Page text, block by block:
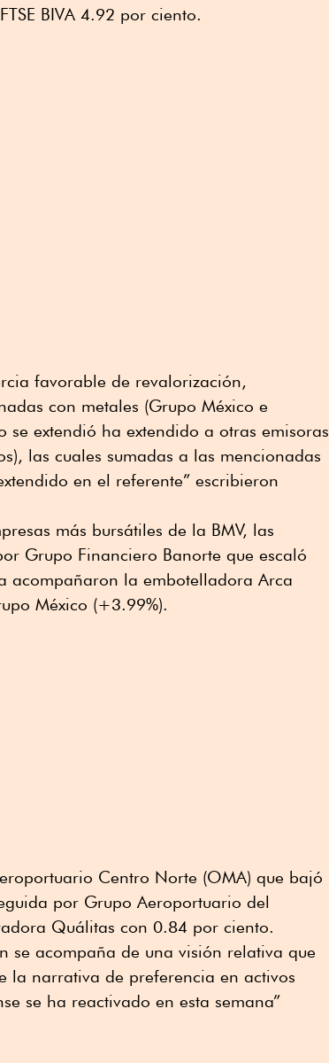
BIVA 4.92 por ciento.
favorable de revalorización,
con metales (Grupo México e
se extendió ha extendido a otras emisoras
las cuales sumadas a las mencionadas
en el referente” escribieron
más bursátiles de la BMV, las
Grupo Financiero Banorte que escaló
acompañaron la embotelladora Arca
México (+3.99%).
Centro Norte (OMA) que bajó
por Grupo Aeroportuario del
Quálitas con 0.84 por ciento.
se acompaña de una visión relativa que
la narrativa de preferencia en activos
se ha reactivado en esta semana”